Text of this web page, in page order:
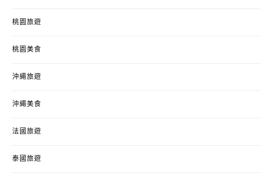
桃園旅遊
桃園美食
沖繩旅遊
沖繩美食
法國旅遊
泰國旅遊